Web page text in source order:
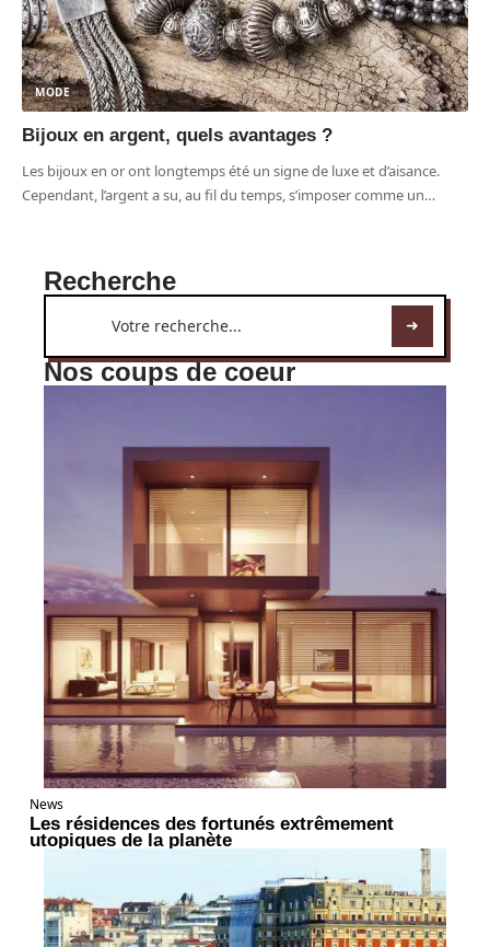
MODE
Bijoux en argent, quels avantages ?
Les bijoux en or ont longtemps été un signe de luxe et d’aisance.
Cependant, l’argent a su, au fil du temps, s’imposer comme un…
Recherche
Nos coups de coeur
News
Les résidences des fortunés extrêmement
utopiques de la planète